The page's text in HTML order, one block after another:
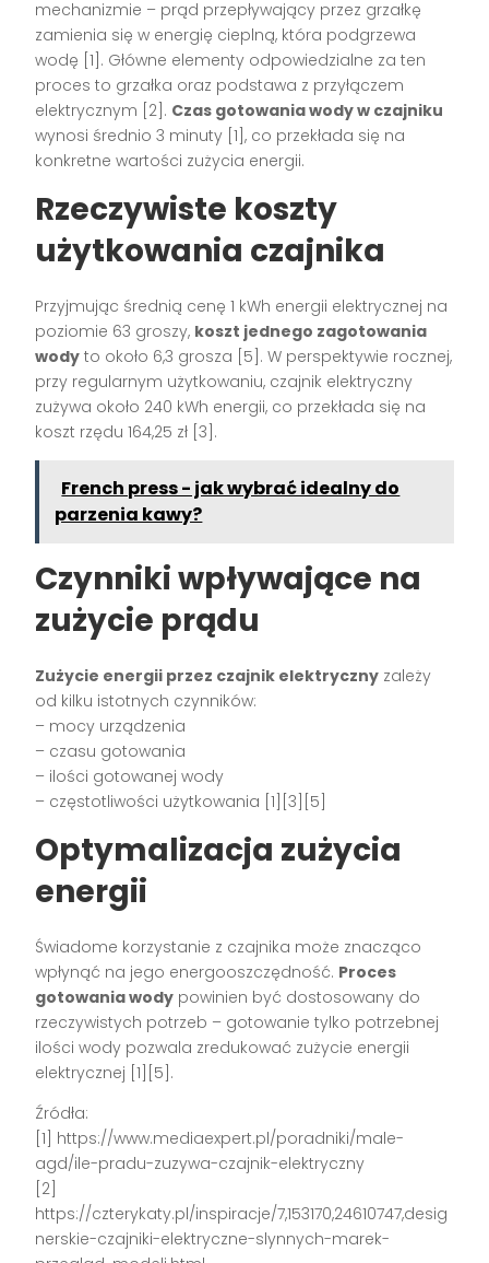
mechanizmie – prąd przepływający przez grzałkę
zamienia się w energię cieplną, która podgrzewa
wodę [1]. Główne elementy odpowiedzialne za ten
proces to grzałka oraz podstawa z przyłączem
elektrycznym [2]. Czas gotowania wody w czajniku
wynosi średnio 3 minuty [1], co przekłada się na
konkretne wartości zużycia energii.
Rzeczywiste koszty
użytkowania czajnika
Przyjmując średnią cenę 1 kWh energii elektrycznej na
poziomie 63 groszy, koszt jednego zagotowania
wody to około 6,3 grosza [5]. W perspektywie rocznej,
przy regularnym użytkowaniu, czajnik elektryczny
zużywa około 240 kWh energii, co przekłada się na
koszt rzędu 164,25 zł [3].
French press - jak wybrać idealny do
parzenia kawy?
Czynniki wpływające na
zużycie prądu
Zużycie energii przez czajnik elektryczny zależy
od kilku istotnych czynników:
– mocy urządzenia
– czasu gotowania
– ilości gotowanej wody
– częstotliwości użytkowania [1][3][5]
Optymalizacja zużycia
energii
Świadome korzystanie z czajnika może znacząco
wpłynąć na jego energooszczędność. Proces
gotowania wody powinien być dostosowany do
rzeczywistych potrzeb – gotowanie tylko potrzebnej
ilości wody pozwala zredukować zużycie energii
elektrycznej [1][5].
Źródła:
[1] https://www.mediaexpert.pl/poradniki/male-
agd/ile-pradu-zuzywa-czajnik-elektryczny
[2]
https://czterykaty.pl/inspiracje/7,153170,24610747,desig
nerskie-czajniki-elektryczne-slynnych-marek-